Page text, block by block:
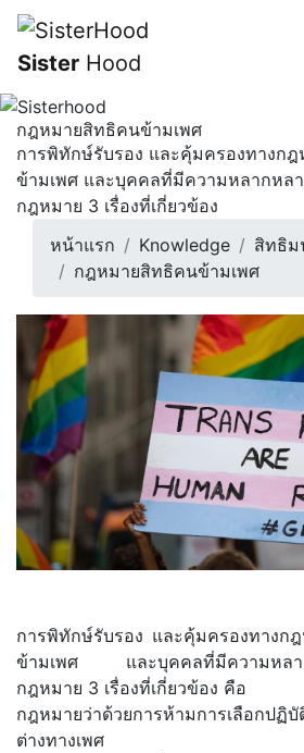
Sister Hood
กฎหมายสิทธิคนข้ามเพศ
การพิทักษ์รับรอง และคุ้มครองทางก
ข้ามเพศ และบุคคลที่มีความหลากหล
กฎหมาย 3 เรื่องที่เกี่ยวข้อง
หน้าแรก
Knowledge
สิทธิ
กฎหมายสิทธิคนข้ามเพศ
การพิทักษ์รับรอง และคุ้มครองทางก
ข้ามเพศ และบุคคลที่มีความหลาก
กฎหมาย 3 เรื่องที่เกี่ยวข้อง คือ
กฎหมายว่าด้วยการห้ามการเลือกป
ต่างทางเพศ